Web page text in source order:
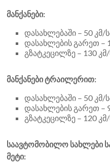
მანქანები:
დასახლებაში – 50 კმ/
დასახლების გარეთ –
გზატკეცილზე – 130
მანქანები ტრაილერით:
დასახლებაში – 50 კმ/
დასახლების გარეთ –
გზატკეცილზე – 120
საავტომობილო სახლები
მეტი: